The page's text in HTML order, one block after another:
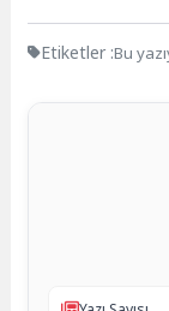
Etiketler :Bu